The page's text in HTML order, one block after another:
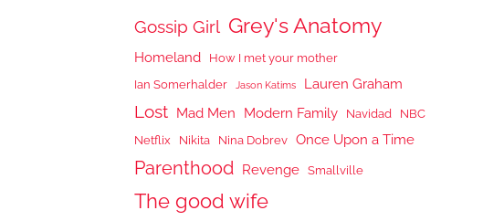
Gossip Girl Grey's Anatomy
Homeland
How I met your mother
Ian Somerhalder
Jason Katims Lauren Graham
Lost Mad Men Modern Family Navidad
NBC
Netflix
Nikita Nina Dobrev Once Upon a Time
Parenthood Revenge Smallville
The good wife